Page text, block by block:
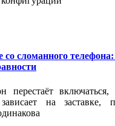
сломанного телефона:
перестаёт
на заставке,